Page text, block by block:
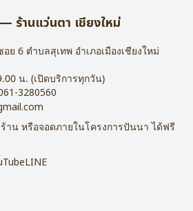
ร้านแว่นตา เชียงใหม่
อย 6 ตำบลสุเทพ อำเภอเมืองเชียงใหม่
น. (เปิดบริการทุกวัน)
3280560
าน หรือจอดภายในโครงการปันนา ได้ฟรี
LINE